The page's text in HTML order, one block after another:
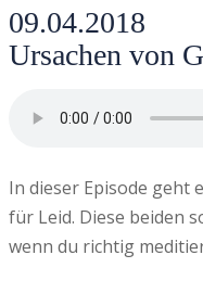
09.04.2018
Ursachen von
In dieser Episode geht
für Leid. Diese beiden
wenn du richtig